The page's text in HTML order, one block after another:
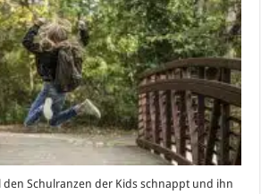
Experten
sagen:
Gewicht
des
Schulranzens,
was
ist
zumutbar
den Schulranzen der Kids schnappt und ihn